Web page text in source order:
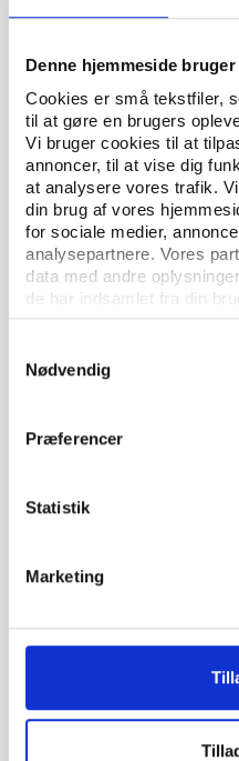
Denne hjemmeside
Cookies er små tekstfiler,
til at gøre en brugers
Vi bruger cookies til at
annoncer, til at vise dig
at analysere vores trafik.
din brug af vores
for sociale medier,
analysepartnere. Vores
data med andre
de har indsamlet fra din
Nødvendig
Præferencer
Statistik
Marketing
Ny bog skal bringe